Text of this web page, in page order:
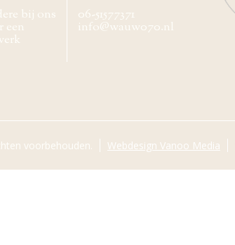
bij ons
een
06-51577371
info@wauw070.nl
voorbehouden. Webdesign Vanoo Media